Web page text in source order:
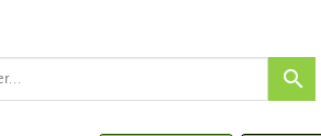
search